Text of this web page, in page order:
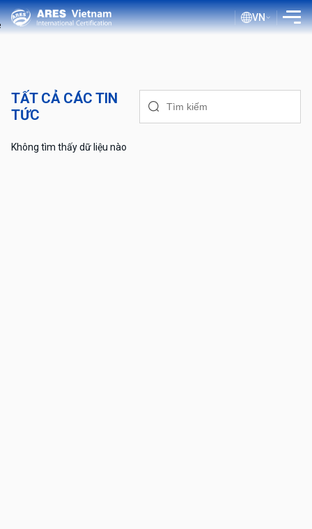
DỊCH VỤ
QUY TRÌNH ĐÁNH GIÁ
TÀI LIỆU CÔNG KHAI
VN
TẤT CẢ CÁC TIN
TỨC
Không tìm thấy dữ liệu nào